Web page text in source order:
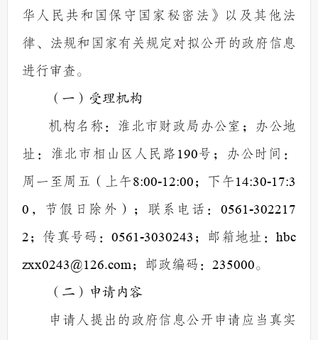
华人民共和国保守国家秘密法》以及其他法
律、法规和国家有关规定对拟公开的政府信息
进行审查。
（一）受理机构
机构名称：淮北市财政局办公室；办公地
址：淮北市相山区人民路190号；办公时间：
周一至周五（上午8:00-12:00；下午14:30-17:3
0 ，节假日除外）；联系电话： 0561-302217
2；传真号码： 0561-3030243 ；邮箱地址： hbc
zxx0243@126.com；邮政编码： 235000。
（二）申请内容
申请人提出的政府信息公开申请应当真实